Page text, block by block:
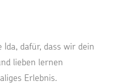
dafür, dass wir dein
lieben lernen
Erlebnis.